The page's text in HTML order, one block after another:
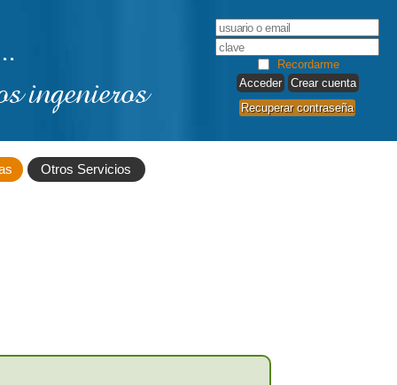
ingenieros
Recordarme
Crear cuenta
Recuperar contraseña
Otros Servicios
en Minas y
de
la